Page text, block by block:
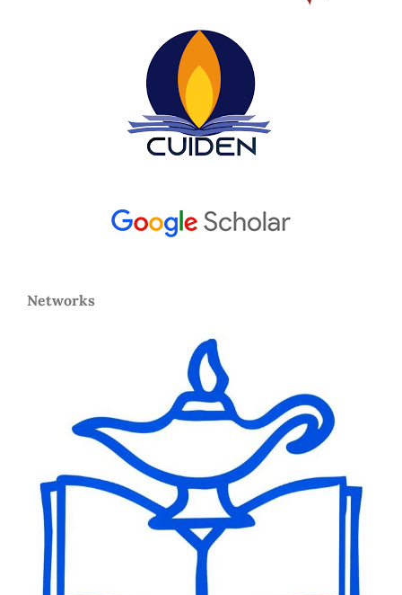
Networks